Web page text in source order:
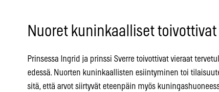
Nuoret kuninkaalliset
Prinsessa Ingrid ja prinssi Sverre toivottivat vieraat
edessä. Nuorten kuninkaallisten esiintyminen toi
sitä, että arvot siirtyvät eteenpäin myös